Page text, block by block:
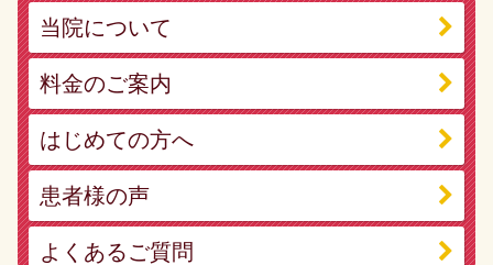
当院について
料金のご案内
はじめての方へ
患者様の声
よくあるご質問